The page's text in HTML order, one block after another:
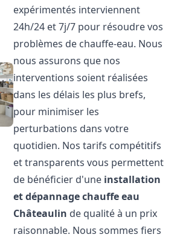
expérimentés interviennent
24h/24 et 7j/7 pour résoudre vos
problèmes de chauffe-eau. Nous
nous assurons que nos
interventions soient réalisées
dans les délais les plus brefs,
pour minimiser les
perturbations dans votre
quotidien. Nos tarifs compétitifs
et transparents vous permettent
de bénéficier d'une installation
et dépannage chauffe eau
Châteaulin de qualité à un prix
raisonnable. Nous sommes fiers